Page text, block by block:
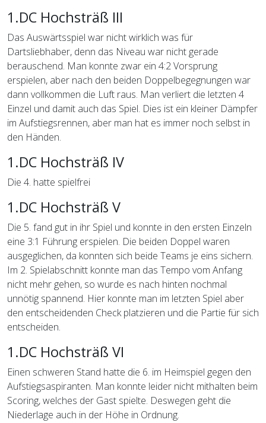
1.DC Hochsträß III
Das Auswärtsspiel war nicht wirklich was für
Dartsliebhaber, denn das Niveau war nicht gerade
berauschend. Man konnte zwar ein 4:2 Vorsprung
erspielen, aber nach den beiden Doppelbegegnungen war
dann vollkommen die Luft raus. Man verliert die letzten 4
Einzel und damit auch das Spiel. Dies ist ein kleiner Dämpfer
im Aufstiegsrennen, aber man hat es immer noch selbst in
den Händen.
1.DC Hochsträß IV
Die 4. hatte spielfrei
1.DC Hochsträß V
Die 5. fand gut in ihr Spiel und konnte in den ersten Einzeln
eine 3:1 Führung erspielen. Die beiden Doppel waren
ausgeglichen, da konnten sich beide Teams je eins sichern.
Im 2. Spielabschnitt konnte man das Tempo vom Anfang
nicht mehr gehen, so wurde es nach hinten nochmal
unnötig spannend. Hier konnte man im letzten Spiel aber
den entscheidenden Check platzieren und die Partie für sich
entscheiden.
1.DC Hochsträß VI
Einen schweren Stand hatte die 6. im Heimspiel gegen den
Aufstiegsaspiranten. Man konnte leider nicht mithalten beim
Scoring, welches der Gast spielte. Deswegen geht die
Niederlage auch in der Höhe in Ordnung.